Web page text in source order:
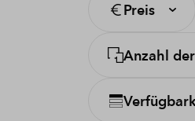
Preis
Anzahl